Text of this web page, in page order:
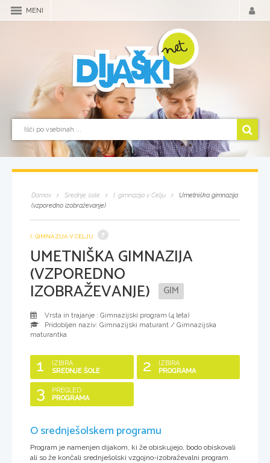
MENI
Domov Srednje šole I. gimnazija v Celju
Umetniška gimnazija
(vzporedno izobraževanje)
I. GIMNAZIJA V CELJU
UMETNIŠKA GIMNAZIJA
(VZPOREDNO
IZOBRAŽEVANJE) GIM
Vrsta in trajanje : Gimnazijski program (4 leta)
Pridobljen naziv: Gimnazijski maturant / Gimnazijska
maturantka
1
IZBIRA
SREDNJE ŠOLE
2
IZBIRA
PROGRAMA
3
PREGLED
PROGRAMA
O srednješolskem programu
Program je namenjen dijakom, ki že obiskujejo, bodo obiskovali
ali so že končali srednješolski vzgojno-izobraževalni program.